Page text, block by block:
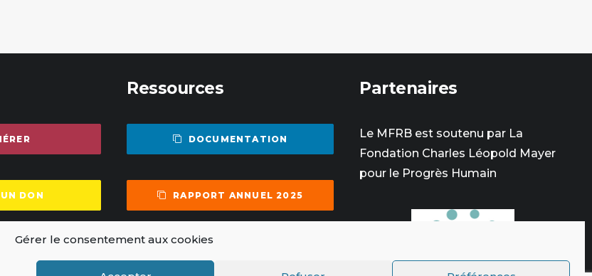
Gérer le consentement aux cookies
DON
Ressources
DOCUMENTATION
RAPPORT ANNUEL 2025
Partenaires
Le MFRB est soutenu par La
Fondation Charles Léopold Mayer
pour le Progrès Humain